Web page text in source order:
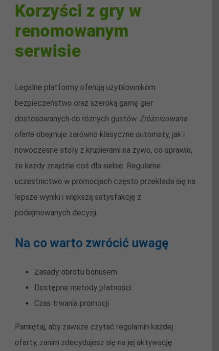
Korzyści z gry w
renomowanym
serwisie
Legalne platformy oferują użytkownikom
bezpieczeństwo oraz szeroką gamę gier
dostosowanych do różnych gustów. Zróżnicowana
oferta obejmuje zarówno klasyczne automaty, jak i
nowoczesne stoły z krupierami na żywo, co sprawia,
że każdy znajdzie coś dla siebie. Regularne
uczestnictwo w promocjach często przekłada się na
lepsze wyniki i większą satysfakcję z
podejmowanych decyzji.
Na co warto zwrócić uwagę
Zasady obrotu bonusem
Dostępne metody płatności
Czas trwania promocji
Pamiętaj, aby zawsze czytać regulamin każdej
oferty, zanim zdecydujesz się na jej aktywację.